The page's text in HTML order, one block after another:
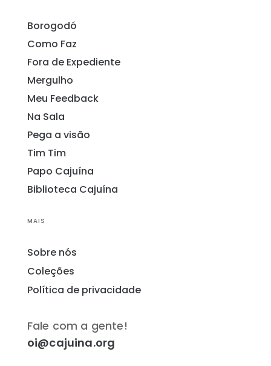
Borogodó
Como Faz
Fora de Expediente
Mergulho
Meu Feedback
Na Sala
Pega a visão
Tim Tim
Papo Cajuína
Biblioteca Cajuína
MAIS
Sobre nós
Coleções
Política de privacidade
Fale com a gente!
oi@cajuina.org